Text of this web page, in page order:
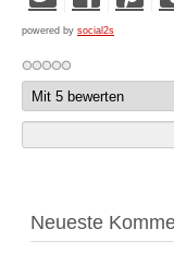
powered by social2s
Neueste